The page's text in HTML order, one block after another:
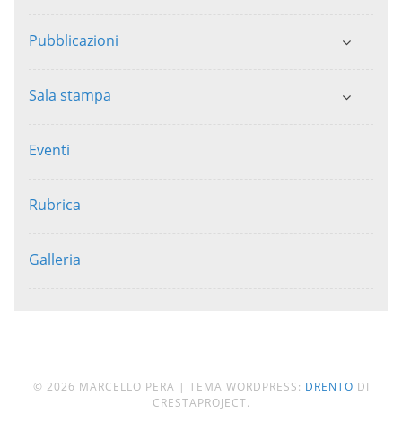
Pubblicazioni
Sala stampa
Eventi
Rubrica
Galleria
© 2026 MARCELLO PERA | TEMA WORDPRESS: DRENTO DI
CRESTAPROJECT.